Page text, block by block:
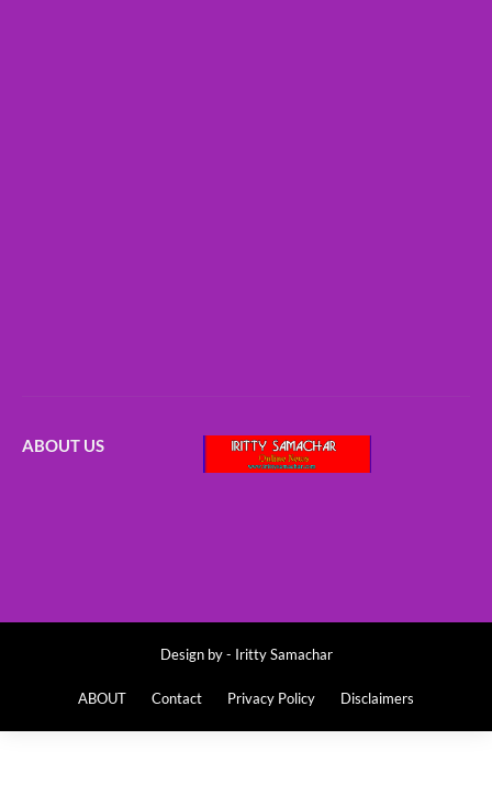
ABOUT US
Design by - Iritty Samachar
ABOUT Contact Privacy Policy Disclaimers